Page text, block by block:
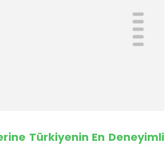
Türkiyenin En Deneyimli